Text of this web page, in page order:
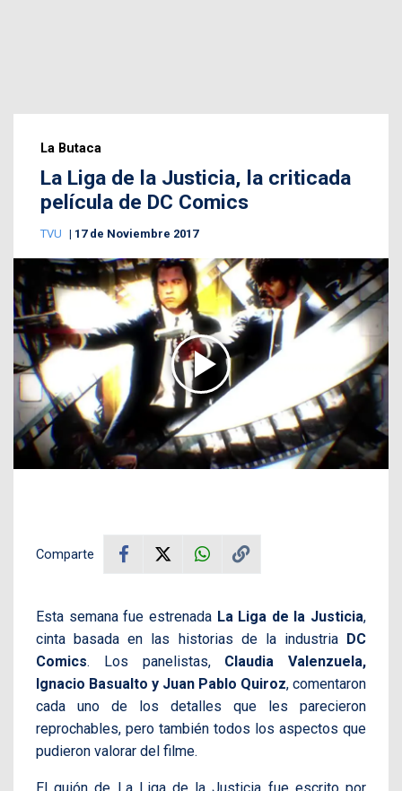
La Butaca
La Liga de la Justicia, la criticada
película de DC Comics
TVU 17 de Noviembre 2017
Comparte
Esta semana fue estrenada La Liga de la Justicia,
cinta basada en las historias de la industria DC
Comics. Los panelistas, Claudia Valenzuela,
Ignacio Basualto y Juan Pablo Quiroz, comentaron
cada uno de los detalles que les parecieron
reprochables, pero también todos los aspectos que
pudieron valorar del filme.
El guión de La Liga de la Justicia fue escrito por